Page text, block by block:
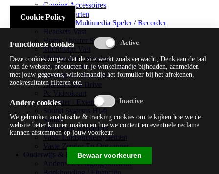
Gaming Accessoires
Geluidskaarten
Handheld Multimedia Speler / Recorder
Headsets Vast
Home Theater Systems
Microfoon Vast
Multimedia Consoles
Multimedia Mixer / Versterker
Multimedia Productie
Optical Disk Drive
Pc Videokaart
Repeater / Extender
Sound Systems Hi-fi
Splitter
Tuners En Recorders
Vaste Luidsprekersystemen
Vaste Zender En Ontvanger
Onderwijs & Recreatie
Andere Beveiligingssoftware
Cookie Policy
Functionele cookies
Deze cookies zorgen dat de site werkt zoals verwacht; Denk aan de taal
van de website, producten in je winkelmandje bijhouden, aanmelden
met jouw gegevens, winkelmandje het formulier bij het afrekenen,
zoekresultaten filteren etc.
Andere cookies
We gebruiken analytische & tracking cookies om te kijken hoe we de
website beter kunnen maken en hoe we content en eventuele reclame
kunnen afstemmen op jouw voorkeur.
Bewaar voorkeuren